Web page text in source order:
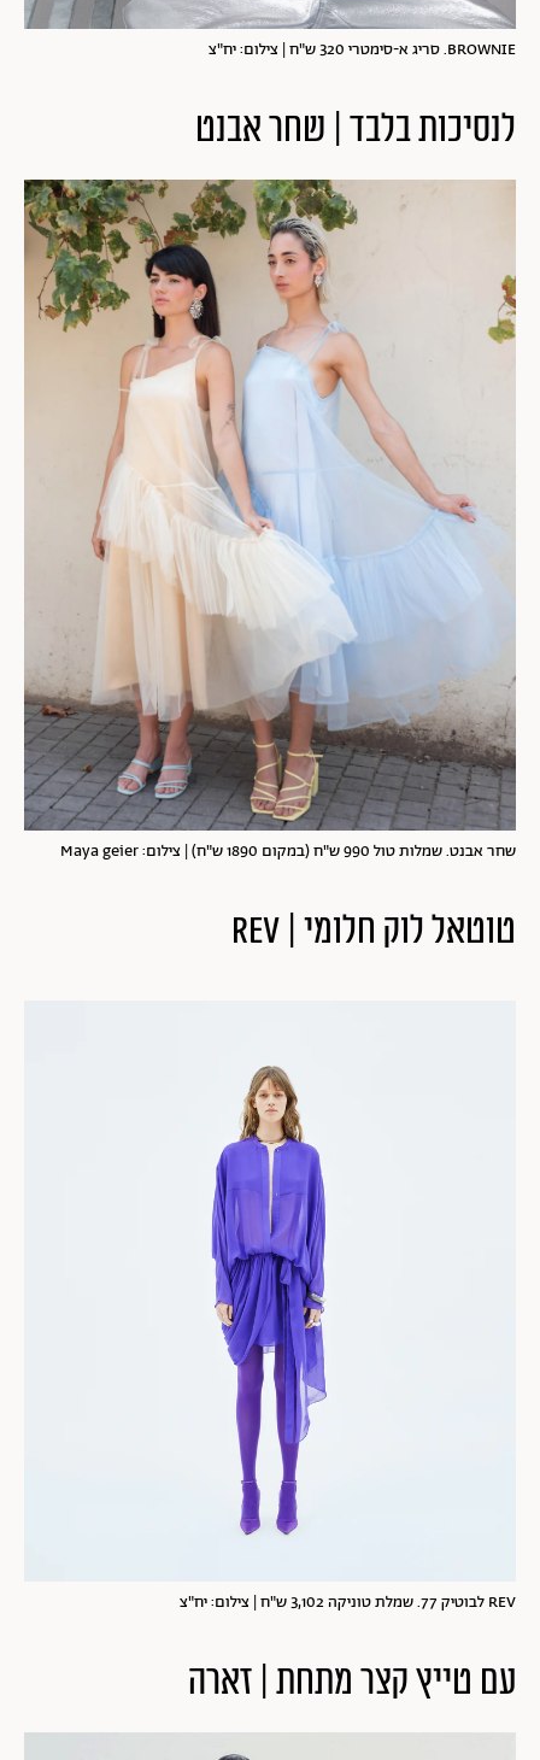
BROWNIE. סריג א-סימטרי 320 ש"ח | צילום: יח"צ
לנסיכות בלבד | שחר אבנט
שחר אבנט. שמלות טול 990 ש"ח (במקום 1890 ש"ח) | צילום: Maya geier
טוטאל לוק חלומי | REV
REV לבוטיק 77. שמלת טוניקה 3,102 ש"ח | צילום: יח"צ
עם טייץ קצר מתחת | זארה